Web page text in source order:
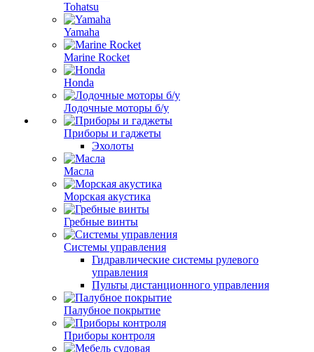
Tohatsu
Yamaha
Marine Rocket
Honda
Лодочные моторы б/у
Приборы и гаджеты
Эхолоты
Масла
Морская акустика
Гребные винты
Системы управления
Гидравлические системы рулевого
управления
Пульты дистанционного управления
Палубное покрытие
Приборы контроля